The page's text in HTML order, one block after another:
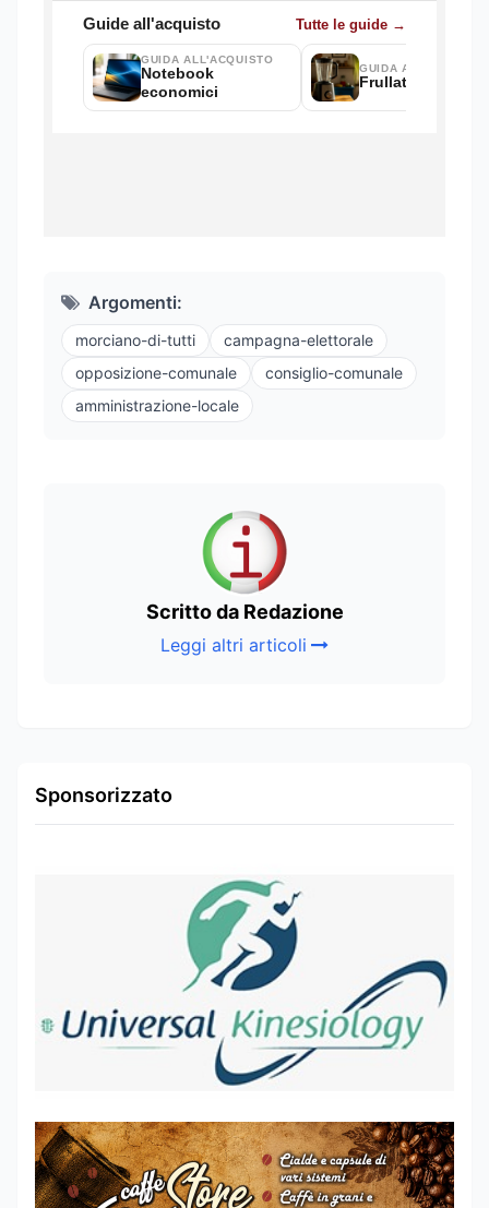
Argomenti:
morciano-di-tutti
campagna-elettorale
opposizione-comunale
consiglio-comunale
amministrazione-locale
Scritto da Redazione
Leggi altri articoli
Sponsorizzato